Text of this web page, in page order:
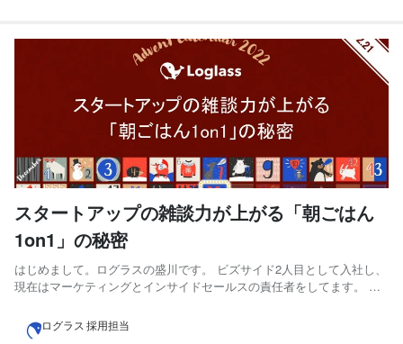
スタートアップの雑談力が上がる「朝ごはん
1on1」の秘密
はじめまして。ログラスの盛川です。 ビズサイド2人目として入社し、
現在はマーケティングとインサイドセールスの責任者をしてます。 好
30カ国ぐらいを旅しました。一人旅ではなく、友人とワイワイ楽しむ
ログラス 採用担当